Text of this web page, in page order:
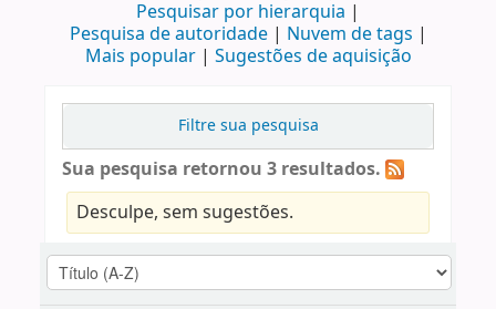
Pesquisar por hierarquia
Pesquisa de autoridade
Nuvem de tags
Mais popular
Sugestões de aquisição
Filtre sua pesquisa
Sua pesquisa retornou 3 resultados.
Desculpe, sem sugestões.